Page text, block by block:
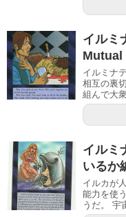
イルミ
イルミナ
相互の裏
組んで大
イルミ
いるか
イルカが
能力を使
うだ。 宇